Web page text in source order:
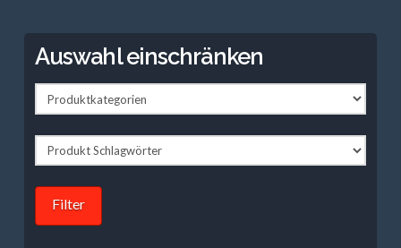
Auswahl einschränken
Filter